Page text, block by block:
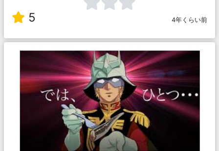
5 4年くらい前